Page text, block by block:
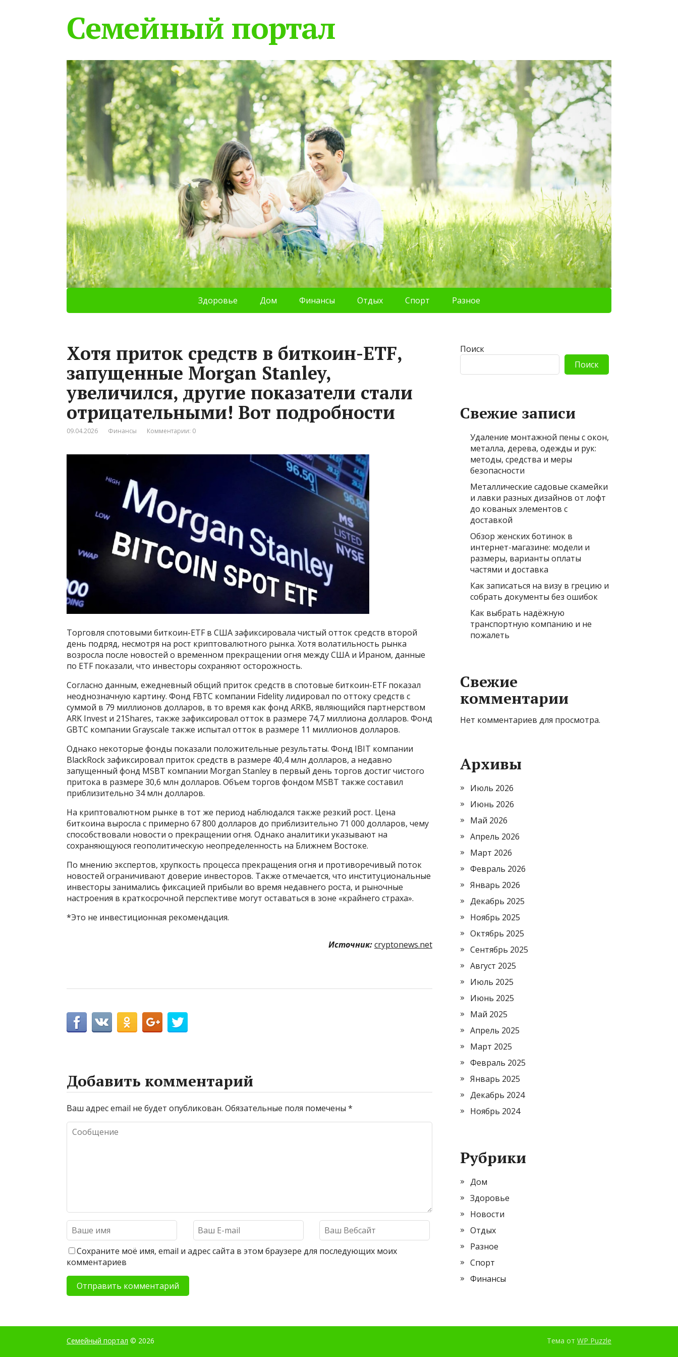
Семейный портал
Здоровье Дом Финансы Отдых Спорт Разное
Хотя приток средств в биткоин-ETF,
запущенные Morgan Stanley,
увеличился, другие показатели стали
отрицательными! Вот подробности
09.04.2026 Финансы Комментарии: 0
Торговля спотовыми биткоин-ETF в США зафиксировала чистый отток средств второй
день подряд, несмотря на рост криптовалютного рынка. Хотя волатильность рынка
возросла после новостей о временном прекращении огня между США и Ираном, данные
по ETF показали, что инвесторы сохраняют осторожность.
Согласно данным, ежедневный общий приток средств в спотовые биткоин-ETF показал
неоднозначную картину. Фонд FBTC компании Fidelity лидировал по оттоку средств с
суммой в 79 миллионов долларов, в то время как фонд ARKB, являющийся партнерством
ARK Invest и 21Shares, также зафиксировал отток в размере 74,7 миллиона долларов. Фонд
GBTC компании Grayscale также испытал отток в размере 11 миллионов долларов.
Однако некоторые фонды показали положительные результаты. Фонд IBIT компании
BlackRock зафиксировал приток средств в размере 40,4 млн долларов, а недавно
запущенный фонд MSBT компании Morgan Stanley в первый день торгов достиг чистого
притока в размере 30,6 млн долларов. Объем торгов фондом MSBT также составил
приблизительно 34 млн долларов.
На криптовалютном рынке в тот же период наблюдался также резкий рост. Цена
биткоина выросла с примерно 67 800 долларов до приблизительно 71 000 долларов, чему
способствовали новости о прекращении огня. Однако аналитики указывают на
сохраняющуюся геополитическую неопределенность на Ближнем Востоке.
По мнению экспертов, хрупкость процесса прекращения огня и противоречивый поток
новостей ограничивают доверие инвесторов. Также отмечается, что институциональные
инвесторы занимались фиксацией прибыли во время недавнего роста, и рыночные
настроения в краткосрочной перспективе могут оставаться в зоне «крайнего страха».
*Это не инвестиционная рекомендация.
Источник:cryptonews.net
Добавить комментарий
Ваш адрес email не будет опубликован. Обязательные поля помечены *
Сохраните моё имя, email и адрес сайта в этом браузере для последующих моих
комментариев
Поиск
Поиск
Свежие записи
Удаление монтажной пены с окон,
металла, дерева, одежды и рук:
методы, средства и меры
безопасности
Металлические садовые скамейки
и лавки разных дизайнов от лофт
до кованых элементов с
доставкой
Обзор женских ботинок в
интернет-магазине: модели и
размеры, варианты оплаты
частями и доставка
Как записаться на визу в грецию и
собрать документы без ошибок
Как выбрать надёжную
транспортную компанию и не
пожалеть
Свежие
комментарии
Нет комментариев для просмотра.
Архивы
Июль 2026
Июнь 2026
Май 2026
Апрель 2026
Март 2026
Февраль 2026
Январь 2026
Декабрь 2025
Ноябрь 2025
Октябрь 2025
Сентябрь 2025
Август 2025
Июль 2025
Июнь 2025
Май 2025
Апрель 2025
Март 2025
Февраль 2025
Январь 2025
Декабрь 2024
Ноябрь 2024
Рубрики
Дом
Здоровье
Новости
Отдых
Разное
Спорт
Финансы
Семейный портал © 2026 Тема от WP Puzzle